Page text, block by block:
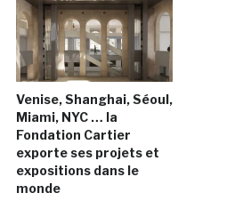
Venise, Shanghai, Séoul,
Miami, NYC … la
Fondation Cartier
exporte ses projets et
expositions dans le
monde